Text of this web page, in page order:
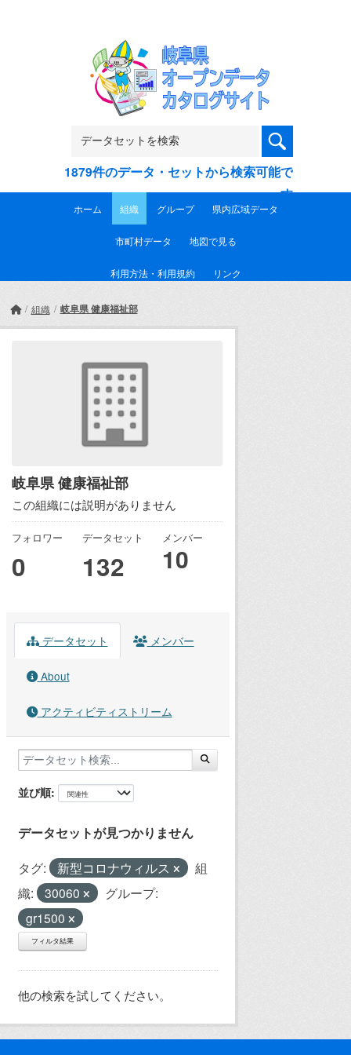
1879件のデータ・セットから検索可能で
す
ホーム 組織 グループ 県内広域データ
市町村データ 地図で見る
利用方法・利用規約 リンク
組織 岐阜県 健康福祉部
岐阜県 健康福祉部
この組織には説明がありません
フォロワー
0
データセット
132
メンバー
10
データセット メンバー
About
アクティビティストリーム
並び順
データセットが見つかりません
タグ: 新型コロナウィルス
組
織:
30060
グループ:
gr1500
フィルタ結果
他の検索を試してください。